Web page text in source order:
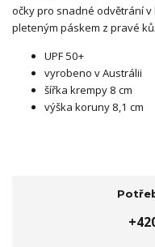
očky pro snadné odvětrání
pleteným páskem z pravé
UPF 50+
vyrobeno v Austrálii
šířka krempy 8 cm
výška koruny 8,1 cm